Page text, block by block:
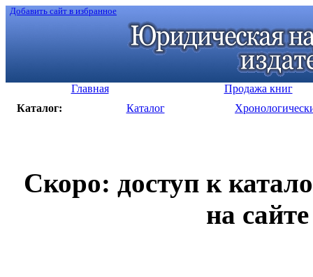
Добавить сайт в избранное
Главная
Продажа книг
Каталог:
Каталог
Скоро: доступ к
на